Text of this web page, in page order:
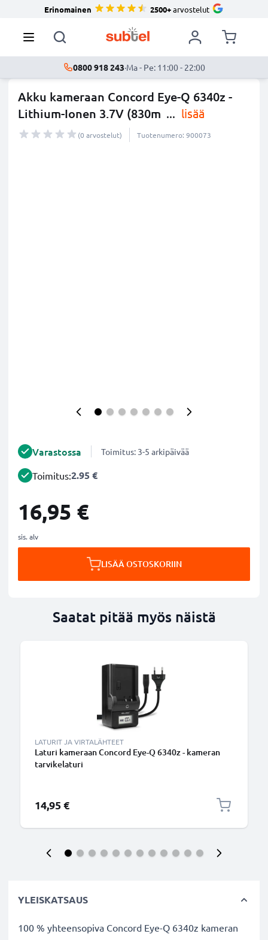
Erinomainen 2500+arvostelut
0800 918 243·Ma - Pe: 11:00 - 22:00
Akku kameraan Concord Eye-Q 6340z -
Lithium-Ionen 3.7V (830m ... lisää
(0 arvostelut) Tuotenumero: 900073
Varastossa Toimitus: 3-5 arkipäivää
Toimitus:2.95 €
16,95 €
sis. alv
LISÄÄ OSTOSKORIIN
Saatat pitää myös näistä
LATURIT JA VIRTALÄHTEET
Laturi kameraan Concord Eye-Q 6340z - kameran
tarvikelaturi
14,95 €
YLEISKATSAUS
100 % yhteensopiva Concord Eye-Q 6340z kameran